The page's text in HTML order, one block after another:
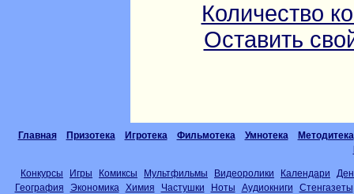
Количество
Оставить
Главная Призотека Игротека Фильмотека Умнотека
Методитека
Конкурсы Игры Комиксы Мультфильмы Видеоролики Календари
География
Экономика Химия Частушки Ноты Аудиокниги
Стенгазеты